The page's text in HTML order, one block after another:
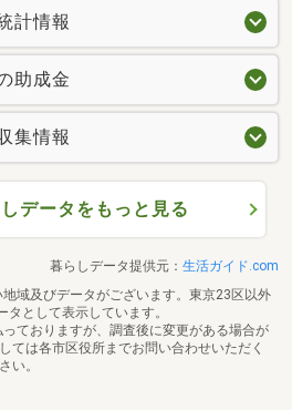
計情報
助成金
集情報
データをもっと見る
暮らしデータ提供元： 生活ガイド.com
域及びデータがございます。東京23区以外
として表示しています。
ておりますが、調査後に変更がある場合が
ては各市区役所までお問い合わせいただく
い。